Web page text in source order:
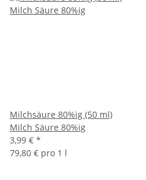
Milchsäure 80%ig (50 ml)
Milch Säure 80%ig
3,99 € *
79,80 € pro 1 l